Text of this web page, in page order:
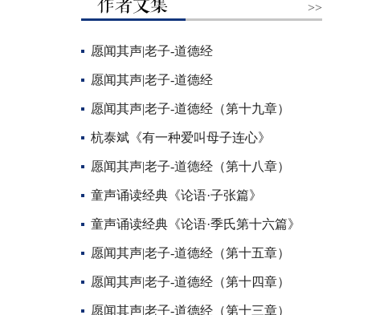
>>
愿闻其声|老子-道德经
愿闻其声|老子-道德经
愿闻其声|老子-道德经（第十九章）
杭泰斌《有一种爱叫母子连心》
愿闻其声|老子-道德经（第十八章）
童声诵读经典《论语·子张篇》
童声诵读经典《论语·季氏第十六篇》
愿闻其声|老子-道德经（第十五章）
愿闻其声|老子-道德经（第十四章）
愿闻其声|老子-道德经（第十三章）